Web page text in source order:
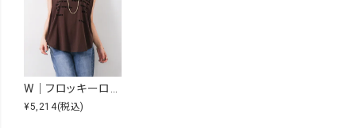
¥5,214(税込)